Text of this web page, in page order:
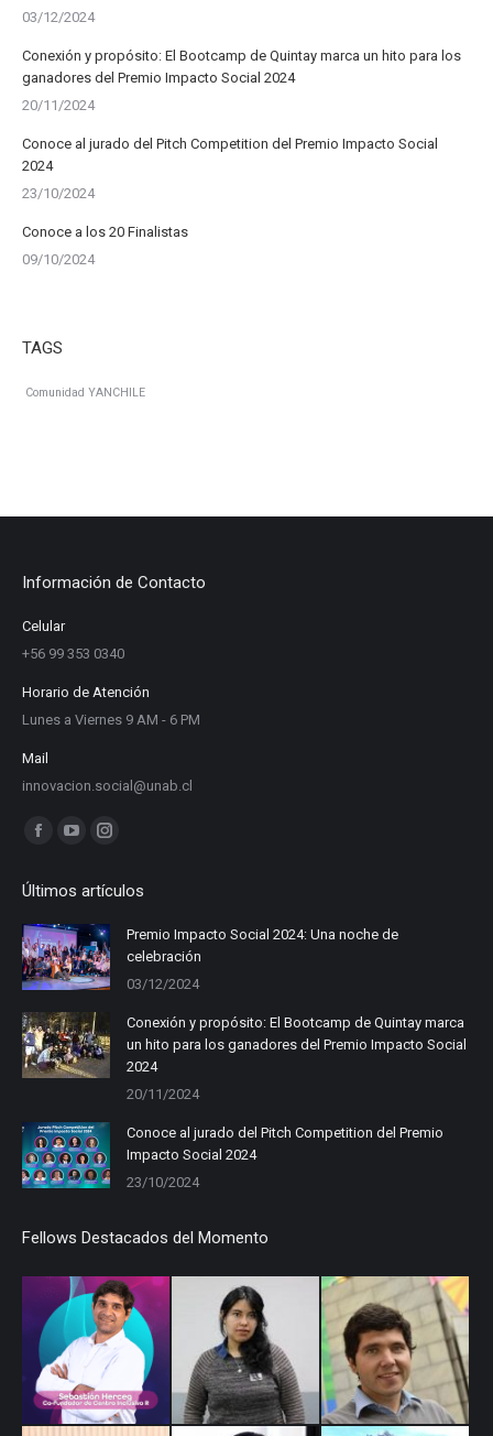
03/12/2024
Conexión y propósito: El Bootcamp de Quintay marca un hito para los
ganadores del Premio Impacto Social 2024
20/11/2024
Conoce al jurado del Pitch Competition del Premio Impacto Social
2024
23/10/2024
Conoce a los 20 Finalistas
09/10/2024
TAGS
Comunidad YANCHILE
Información de Contacto
Celular
+56 99 353 0340
Horario de Atención
Lunes a Viernes 9 AM - 6 PM
Mail
innovacion.social@unab.cl
Find us on:
Facebook
opens
in
new
window
YouTube
opens
in
new
window
Instagram
opens
in
new
window
Últimos artículos
Premio Impacto Social 2024: Una noche de
celebración
03/12/2024
Conexión y propósito: El Bootcamp de Quintay marca
un hito para los ganadores del Premio Impacto Social
2024
20/11/2024
Conoce al jurado del Pitch Competition del Premio
Impacto Social 2024
23/10/2024
Fellows Destacados del Momento